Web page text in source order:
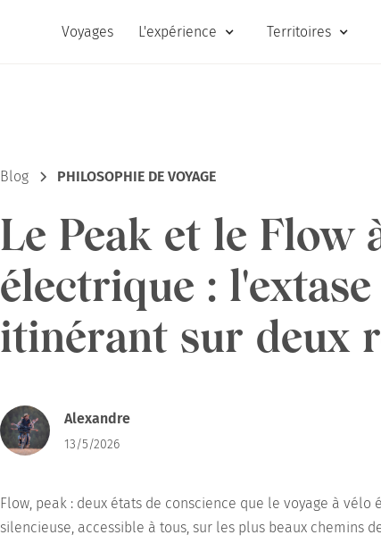
Voyages L'expérience Territoires
Blog PHILOSOPHIE DE VOYAGE
Le Peak et le Flow
électrique :
itinérant sur deux
Alexandre
13/5/2026
Flow, peak : deux états de conscience que le voyage à
silencieuse, accessible à tous, sur les plus beaux chemins